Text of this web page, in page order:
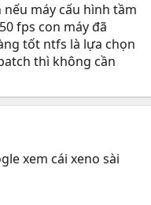
máy cấu hình tầm
fps con máy đã
tốt ntfs là lựa chọn
thì không cần
xem cái xeno sài